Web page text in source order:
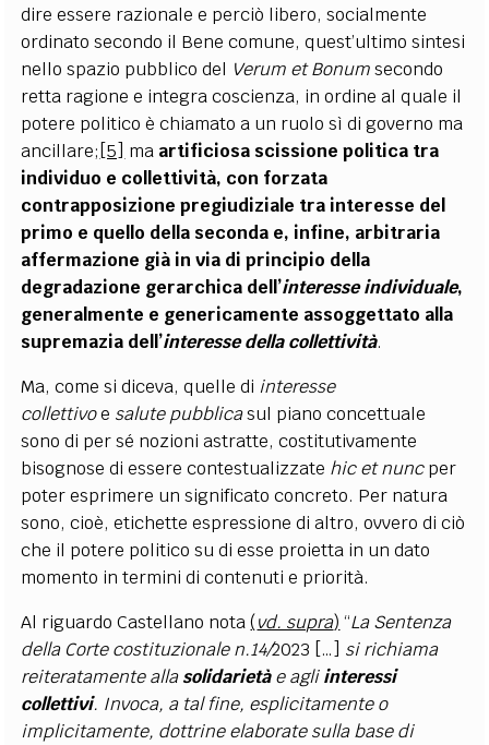
dire essere razionale e perciò libero, socialmente
ordinato secondo il Bene comune, quest’ultimo sintesi
nello spazio pubblico del Verum et Bonumsecondo
retta ragione e integra coscienza, in ordine al quale il
potere politico è chiamato a un ruolo sì di governo ma
ancillare; [5] ma artificiosa scissione politica tra
individuo e collettività, con forzata
contrapposizione pregiudiziale tra interesse del
primo e quello della seconda e, infine, arbitraria
affermazione già in via di principio della
degradazione gerarchica dell’interesse individuale,
generalmente e genericamente assoggettato alla
supremazia dell’interesse della collettività.
Ma, come si diceva, quelle di interesse
collettivoe salute pubblicasul piano concettuale
sono di per sé nozioni astratte, costitutivamente
bisognose di essere contestualizzate hic et nuncper
poter esprimere un significato concreto. Per natura
sono, cioè, etichette espressione di altro, ovvero di ciò
che il potere politico su di esse proietta in un dato
momento in termini di contenuti e priorità.
Al riguardo Castellano nota(vd. supra) “La Sentenza
della Corte costituzionale n.14/2023 […] si richiama
reiteratamente allasolidarietàe agliinteressi
collettivi. Invoca, a tal fine, esplicitamente o
implicitamente, dottrine elaborate sulla base di